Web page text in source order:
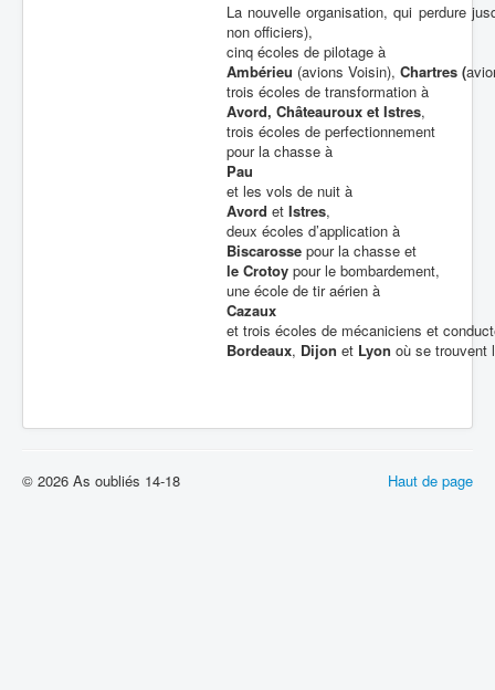
La nouvelle organisation, qui perdure
non officiers),
cinq écoles de pilotage à
Ambérieu (avions Voisin), Chartres (
trois écoles de transformation à
Avord, Châteauroux et Istres,
trois écoles de perfectionnement
pour la chasse à
Pau
et les vols de nuit à
Avord et Istres,
deux écoles d’application à
Biscarossepour la chasse et
le Crotoypour le bombardement,
une école de tir aérien à
Cazaux
et trois écoles de mécaniciens et
Bordeaux, Dijon et Lyon où se trouvent
Haut de page
© 2026 As oubliés 14-18